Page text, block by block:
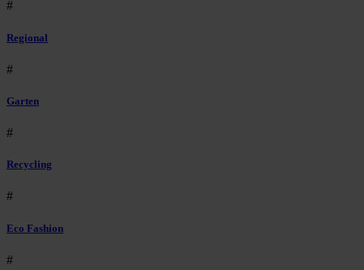
#
Regional
#
Garten
#
Recycling
#
Eco Fashion
#